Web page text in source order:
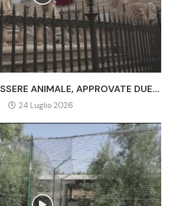
ANIMALE, APPROVATE DUE...
24 Luglio 2026